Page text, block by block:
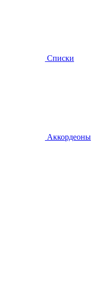
Списки
Аккордеоны